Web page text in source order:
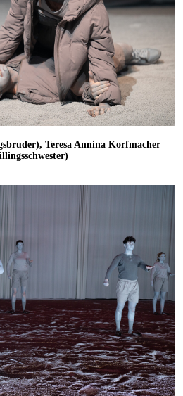
Teresa Annina Korfmacher